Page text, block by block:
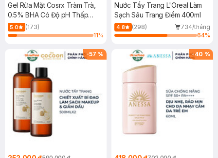
Gel Rửa Mặt Cosrx Tràm Trà,
0.5% BHA Có Độ pH Thấp
150ml
5.0
(173)
11%
Nước Tẩy Trang L'Oreal Làm
Sạch Sâu Trang Điểm 400ml
4.8 (298)
734/tháng
64%
-57 % -40 %